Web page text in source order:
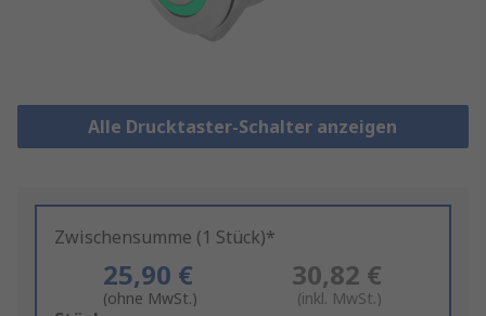
Alle Drucktaster-Schalter anzeigen
Zwischensumme (1 Stück)*
25,90 €
(ohne MwSt.)
30,82 €
(inkl. MwSt.)